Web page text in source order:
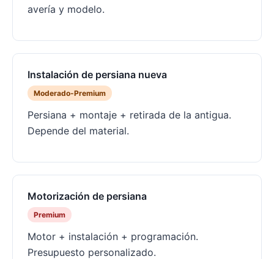
avería y modelo.
Instalación de persiana nueva
Moderado-Premium
Persiana + montaje + retirada de la antigua.
Depende del material.
Motorización de persiana
Premium
Motor + instalación + programación.
Presupuesto personalizado.